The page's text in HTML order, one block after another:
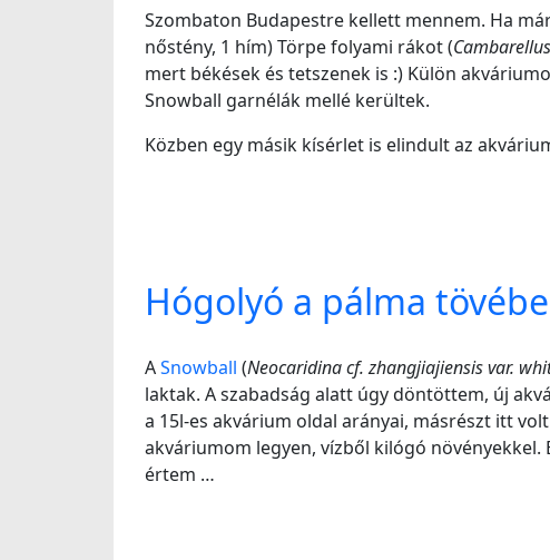
Szombaton Budapestre kellett mennem. Ha
nőstény, 1 hím) Törpe folyami rákot (
mert békések és tetszenek is :) Külön
Snowball garnélák mellé kerültek.
Közben egy másik kísérlet is elindult az
Hógolyó a pálma
ASnowball (Neocaridina cf. zhangjiajiensis var.
laktak. A szabadság alatt úgy döntöttem, új
a 15l-es akvárium oldal arányai, másrészt itt
akváriumom legyen, vízből kilógó növényekkel.
értem …